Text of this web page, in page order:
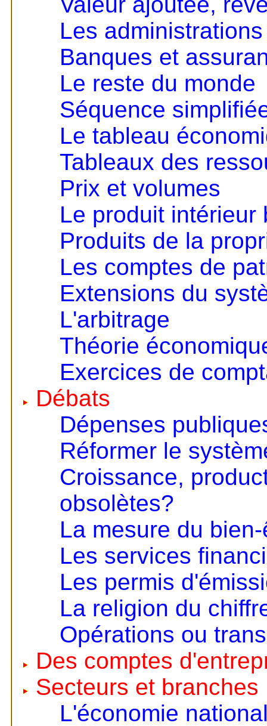
Les
Banques et
Le reste du monde
Séquence
Le tableau
Tableaux des
Prix et volumes
Le produit intérieur
Produits de la
Les comptes de
Extensions du
L'arbitrage
Théorie
Exercices de
Débats
Dépenses
Réformer le
Croissance,
obsolètes?
La mesure du
Les services
Les permis
La religion du
Opérations ou
Des comptes
Secteurs et branches
L'économie